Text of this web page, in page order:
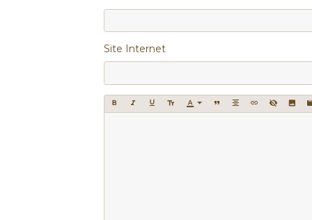
Site Internet